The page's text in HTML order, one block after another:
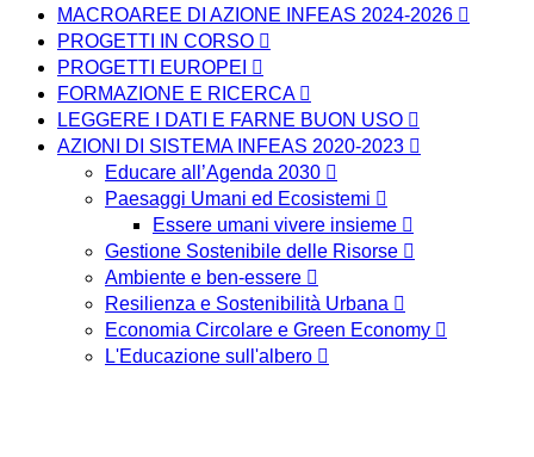
MACROAREE DI AZIONE INFEAS 2024-2026
PROGETTI IN CORSO
PROGETTI EUROPEI
FORMAZIONE E RICERCA
LEGGERE I DATI E FARNE BUON USO
AZIONI DI SISTEMA INFEAS 2020-2023
Educare all’Agenda 2030
Paesaggi Umani ed Ecosistemi
Essere umani vivere insieme
Gestione Sostenibile delle Risorse
Ambiente e ben-essere
Resilienza e Sostenibilità Urbana
Economia Circolare e Green Economy
L'Educazione sull'albero